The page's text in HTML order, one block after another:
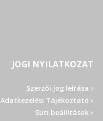
JOGI NYILATKOZAT
Szerzői jog leírása ›
Adatkezelési Tájékoztató ›
Süti beállítások ›